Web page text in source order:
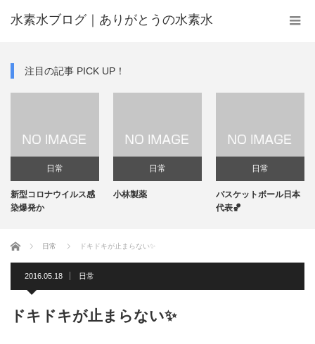
水素水ブログ｜ありがとうの水素水
注目の記事 PICK UP！
日常
新型コロナウイルス感
染爆発か
日常
小林製薬
日常
バスケットボール日本
代表🏀
ホーム 日常 ドキドキが止まらない✨
2016.05.18 日常
ドキドキが止まらない✨